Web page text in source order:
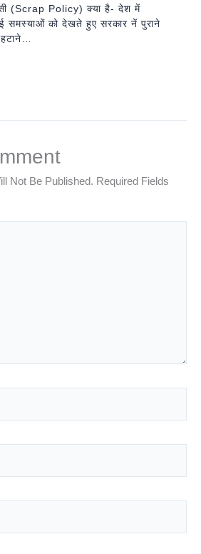
(Scrap Policy) क्या है- देश में
समस्याओं को देखते हुए सरकार नें पुराने
Not Be Published. Required Fields